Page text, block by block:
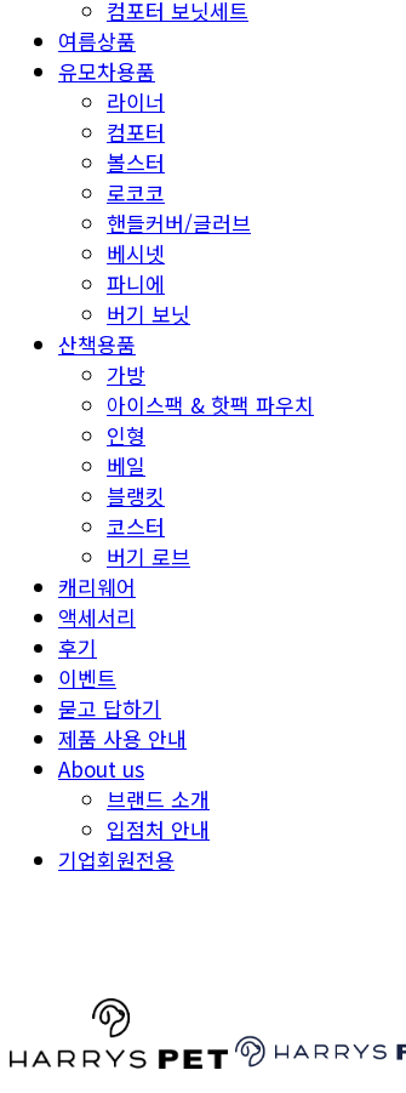
컴포터 보닛세트
여름상품
유모차용품
라이너
컴포터
볼스터
로코코
핸들커버/글러브
베시넷
파니에
버기 보닛
산책용품
가방
아이스팩 & 핫팩 파우치
인형
베일
블랭킷
코스터
버기 로브
캐리웨어
액세서리
후기
이벤트
묻고 답하기
제품 사용 안내
About us
브랜드 소개
입점처 안내
기업회원전용